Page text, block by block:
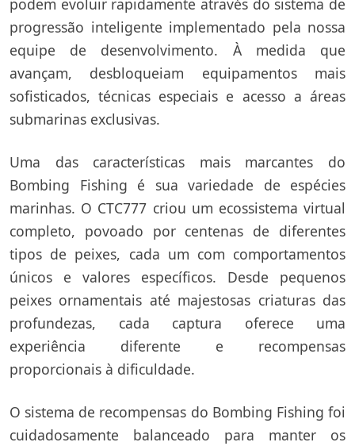
progressão inteligente implementado pela nossa
equipe de desenvolvimento. À medida que
avançam, desbloqueiam equipamentos mais
sofisticados, técnicas especiais e acesso a áreas
submarinas exclusivas.
Uma das características mais marcantes do
Bombing Fishing é sua variedade de espécies
marinhas. O CTC777 criou um ecossistema virtual
completo, povoado por centenas de diferentes
tipos de peixes, cada um com comportamentos
únicos e valores específicos. Desde pequenos
peixes ornamentais até majestosas criaturas das
profundezas, cada captura oferece uma
experiência diferente e recompensas
proporcionais à dificuldade.
O sistema de recompensas do Bombing Fishing foi
cuidadosamente balanceado para manter os